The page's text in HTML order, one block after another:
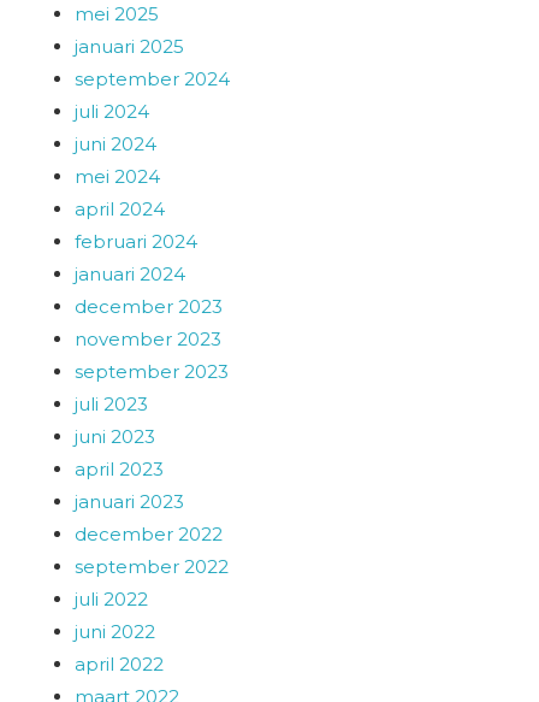
mei 2025
januari 2025
september 2024
juli 2024
juni 2024
mei 2024
april 2024
februari 2024
januari 2024
december 2023
november 2023
september 2023
juli 2023
juni 2023
april 2023
januari 2023
december 2022
september 2022
juli 2022
juni 2022
april 2022
maart 2022